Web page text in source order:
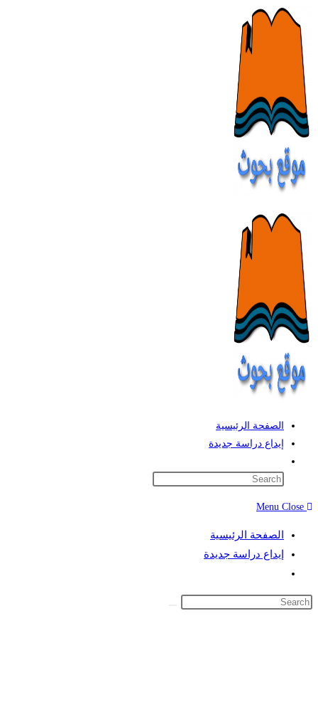
content
الصفحة الرئيسية
إيداع دراسة جديدة
website
Menu Close
الصفحة الرئيسية
إيداع دراسة جديدة
search